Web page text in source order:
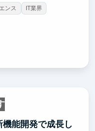
ンス
IT業界
能開発で成長し